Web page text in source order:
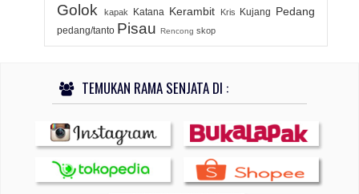
Golok kapak Katana Kerambit Kris Kujang Pedang
pedang/tanto Pisau Rencong skop
TEMUKAN RAMA SENJATA DI :